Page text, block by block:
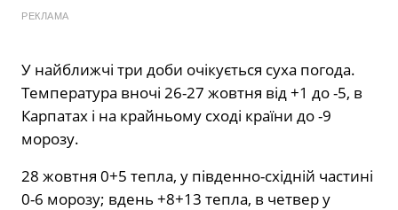
РЕКЛАМА
У найближчі три доби очікується суха погода.
Температура вночі 26-27 жовтня від +1 до -5, в
Карпатах і на крайньому сході країни до -9
морозу.
28 жовтня 0+5 тепла, у південно-східній частині
0-6 морозу; вдень +8+13 тепла, в четвер у